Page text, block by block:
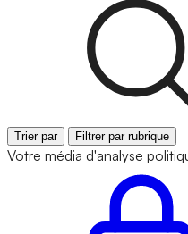
Trier par Filtrer par rubrique
Votre média d'analyse